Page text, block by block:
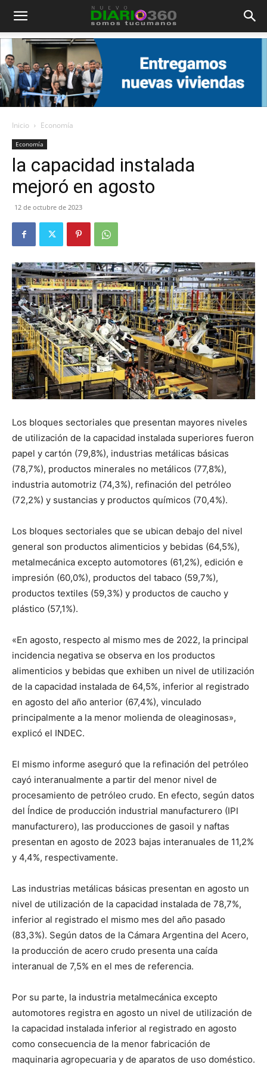
Diario
360
Inicio Economía
Economía
la capacidad instalada
mejoró en agosto
12 de octubre de 2023
Los bloques sectoriales que presentan mayores niveles
de utilización de la capacidad instalada superiores fueron
papel y cartón (79,8%), industrias metálicas básicas
(78,7%), productos minerales no metálicos (77,8%),
industria automotriz (74,3%), refinación del petróleo
(72,2%) y sustancias y productos químicos (70,4%).
Los bloques sectoriales que se ubican debajo del nivel
general son productos alimenticios y bebidas (64,5%),
metalmecánica excepto automotores (61,2%), edición e
impresión (60,0%), productos del tabaco (59,7%),
productos textiles (59,3%) y productos de caucho y
plástico (57,1%).
«En agosto, respecto al mismo mes de 2022, la principal
incidencia negativa se observa en los productos
alimenticios y bebidas que exhiben un nivel de utilización
de la capacidad instalada de 64,5%, inferior al registrado
en agosto del año anterior (67,4%), vinculado
principalmente a la menor molienda de oleaginosas»,
explicó el INDEC.
El mismo informe aseguró que la refinación del petróleo
cayó interanualmente a partir del menor nivel de
procesamiento de petróleo crudo. En efecto, según datos
del Índice de producción industrial manufacturero (IPI
manufacturero), las producciones de gasoil y naftas
presentan en agosto de 2023 bajas interanuales de 11,2%
y 4,4%, respectivamente.
Las industrias metálicas básicas presentan en agosto un
nivel de utilización de la capacidad instalada de 78,7%,
inferior al registrado el mismo mes del año pasado
(83,3%). Según datos de la Cámara Argentina del Acero,
la producción de acero crudo presenta una caída
interanual de 7,5% en el mes de referencia.
Por su parte, la industria metalmecánica excepto
automotores registra en agosto un nivel de utilización de
la capacidad instalada inferior al registrado en agosto
como consecuencia de la menor fabricación de
maquinaria agropecuaria y de aparatos de uso doméstico.